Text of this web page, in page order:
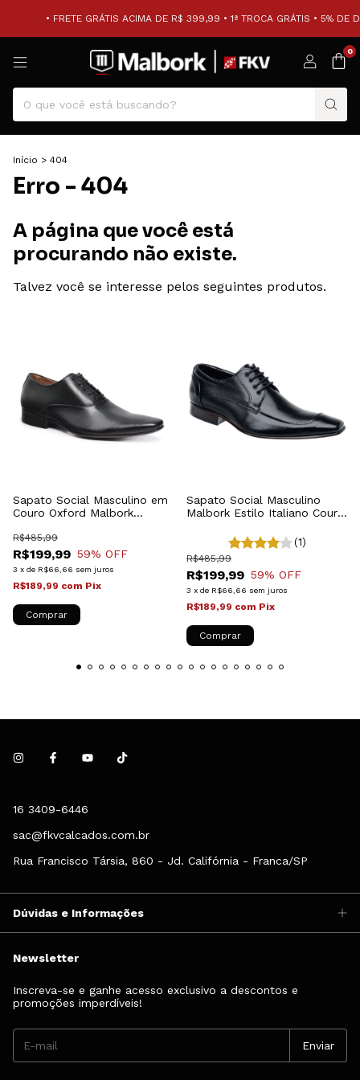
• FRETE GRÁTIS ACIMA DE R$ 399,99 • 1ª TROCA GRÁTIS • 5% DE
0
Início > 404
Erro - 404
A página que você está
procurando não existe.
Talvez você se interesse pelos seguintes produtos.
Sapato Social Masculino em
Couro Oxford Malbork
R$199,99
R$485,99
59% OFF
3 x de R$66,66 sem juros
R$189,99 com Pix
Comprar
Sapato Social Masculino
Malbork Estilo Italiano Couro
(1)
R$199,99
R$485,99
59% OFF
3 x de R$66,66 sem juros
R$189,99 com Pix
Comprar
16 3409-6446
sac@fkvcalcados.com.br
Rua Francisco Társia, 860 - Jd. Califórnia - Franca/SP
Dúvidas e Informações
Newsletter
Inscreva-se e ganhe acesso exclusivo a descontos e
promoções imperdíveis!